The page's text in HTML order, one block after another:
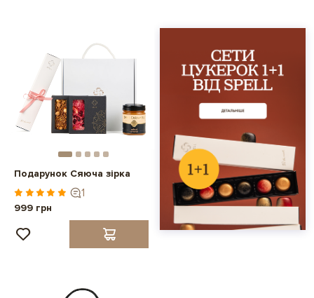
Подарунок Сяюча зірка
1
999 грн